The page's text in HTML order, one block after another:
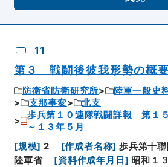
11
第３ 戦闘後彼我形勢の概要
防衛省防衛研究所 陸軍一般史
支那事変
北支
歩兵第１０連隊戦闘詳報 第１
～１３年５月
[規模] 2 [作成者名称] 歩兵第十
陸軍省
[資料作成年月日 ] 昭和１